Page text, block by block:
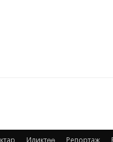
Иликтөө Репортаж